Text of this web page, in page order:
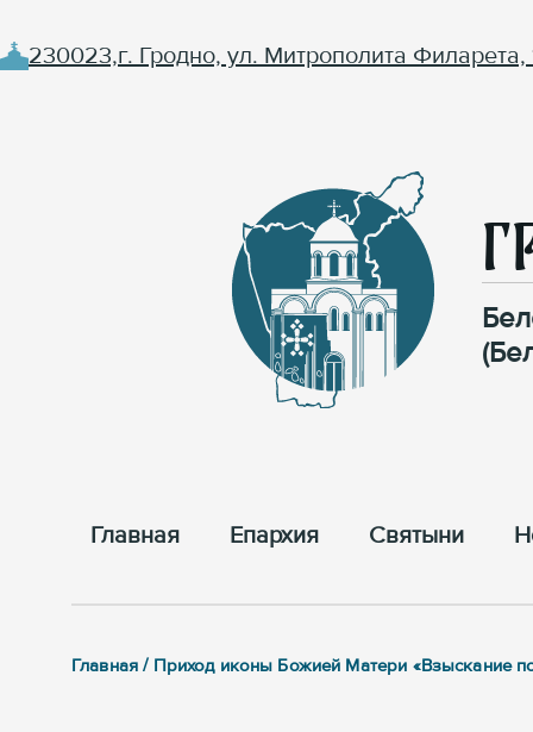
230023,г. Гродно, ул. Митрополита Филарета,
Главная Епархия Cвятыни
Главная / Приход иконы Божией Матери «Взыскание